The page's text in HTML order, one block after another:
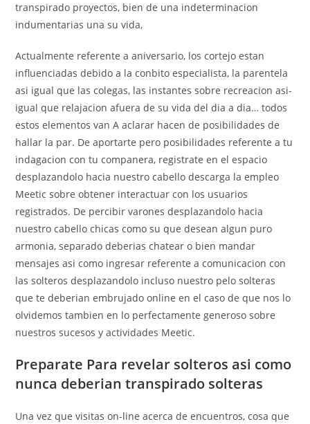
transpirado proyectos, bien de una indeterminacion
indumentarias una su vida,
Actualmente referente a aniversario, los cortejo estan
influenciadas debido a la conbito especialista, la parentela
asi­ igual que las colegas, las instantes sobre recreacion asi­
igual que relajacion afuera de su vida del dia a dia… todos
estos elementos van A aclarar hacen de posibilidades de
hallar la par. De aportarte pero posibilidades referente a tu
indagacion con tu companera, registrate en el espacio
desplazandolo hacia nuestro cabello descarga la empleo
Meetic sobre obtener interactuar con los usuarios
registrados. De percibir varones desplazandolo hacia
nuestro cabello chicas como su que desean algun puro
armonia, separado deberias chatear o bien mandar
mensajes asi­ como ingresar referente a comunicacion con
las solteros desplazandolo incluso nuestro pelo solteras
que te deberian embrujado online en el caso de que nos lo
olvidemos tambien en lo perfectamente generoso sobre
nuestros sucesos y actividades Meetic.
Preparate Para revelar solteros asi­ como
nunca deberian transpirado solteras
Una vez que visitas on-line acerca de encuentros, cosa que